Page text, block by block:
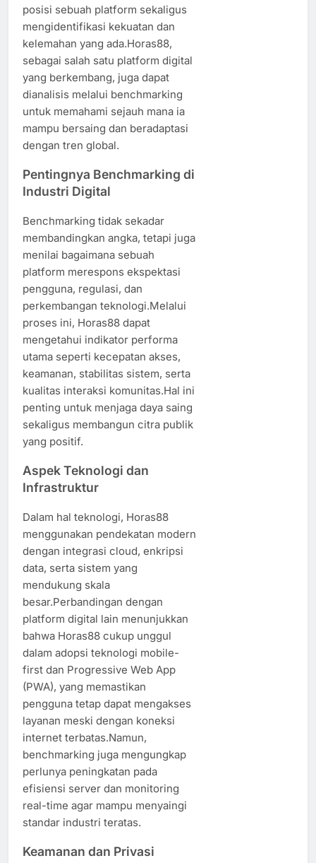
posisi sebuah platform sekaligus
mengidentifikasi kekuatan dan
kelemahan yang ada.Horas88,
sebagai salah satu platform digital
yang berkembang, juga dapat
dianalisis melalui benchmarking
untuk memahami sejauh mana ia
mampu bersaing dan beradaptasi
dengan tren global.
Pentingnya Benchmarking di
Industri Digital
Benchmarking tidak sekadar
membandingkan angka, tetapi juga
menilai bagaimana sebuah
platform merespons ekspektasi
pengguna, regulasi, dan
perkembangan teknologi.Melalui
proses ini, Horas88 dapat
mengetahui indikator performa
utama seperti kecepatan akses,
keamanan, stabilitas sistem, serta
kualitas interaksi komunitas.Hal ini
penting untuk menjaga daya saing
sekaligus membangun citra publik
yang positif.
Aspek Teknologi dan
Infrastruktur
Dalam hal teknologi, Horas88
menggunakan pendekatan modern
dengan integrasi cloud, enkripsi
data, serta sistem yang
mendukung skala
besar.Perbandingan dengan
platform digital lain menunjukkan
bahwa Horas88 cukup unggul
dalam adopsi teknologi mobile-
first dan Progressive Web App
(PWA), yang memastikan
pengguna tetap dapat mengakses
layanan meski dengan koneksi
internet terbatas.Namun,
benchmarking juga mengungkap
perlunya peningkatan pada
efisiensi server dan monitoring
real-time agar mampu menyaingi
standar industri teratas.
Keamanan dan Privasi